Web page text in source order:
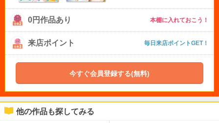
0円作品あり 本棚に入れておこう！
来店ポイント 毎日来店ポイントGET！
今すぐ会員登録する(無料)
他の作品も探してみる